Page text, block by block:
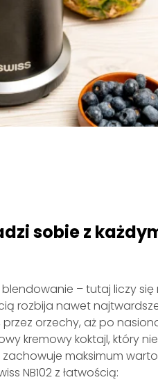
sobie z
– tutaj liczy się
rozbija nawet najtwardsze
orzechy, aż po
kremowy koktajl, który
zachowuje maksimum
NB102 z łatwością: